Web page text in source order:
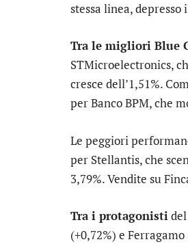
stessa linea, depresso
Tra le migliori Blue
STMicroelectronics,
cresce dell’1,51%.
perBanco BPM, che
Le peggiori
per Stellantis, che
3,79%. Vendite su
Tra i protagonisti
(+0,72%) e Ferragamo